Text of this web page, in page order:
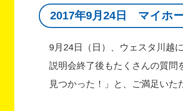
2017年9月24日 マイホー
9月24日（日）、ウェスタ川越
説明会終了後もたくさんの質問
見つかった！」と、ご満足いた